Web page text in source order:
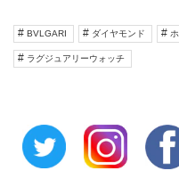
BVLGARI ダイヤモンド
ラグジュアリーウォッチ